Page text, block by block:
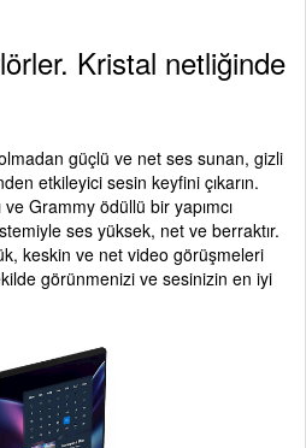
Kristal netliğinde
güçlü ve net ses sunan, gizli
etkileyici sesin keyfini çıkarın.
Grammy ödüllü bir yapımcı
ses yüksek, net ve berraktır.
keskin ve net video görüşmeleri
görünmenizi ve sesinizin en iyi